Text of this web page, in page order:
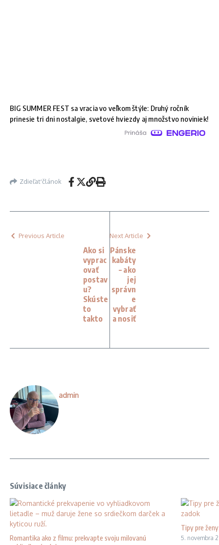
BIG SUMMER FEST sa vracia vo veľkom štýle: Druhý ročník
prinesie tri dni nostalgie, svetové hviezdy aj množstvo noviniek!
Zdieľať článok
Previous Article
Ako si
vyprac
ovať
postav
u?
Skúste
to
takto
Next Article
Pánske
kabáty
– ako
jej
správn
e
vybrať
a nosiť
admin
Súvisiace články
Romantika ako z filmu: prekvapte svoju milovanú
Tipy pre
5. novembra